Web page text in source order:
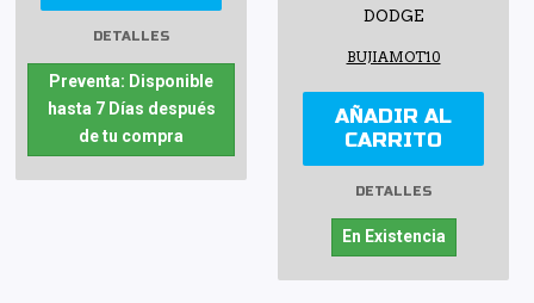
DETALLES
Preventa: Disponible
hasta 7 Días después
de tu compra
DODGE
BUJIAMOT10
AÑADIR AL
CARRITO
DETALLES
En Existencia